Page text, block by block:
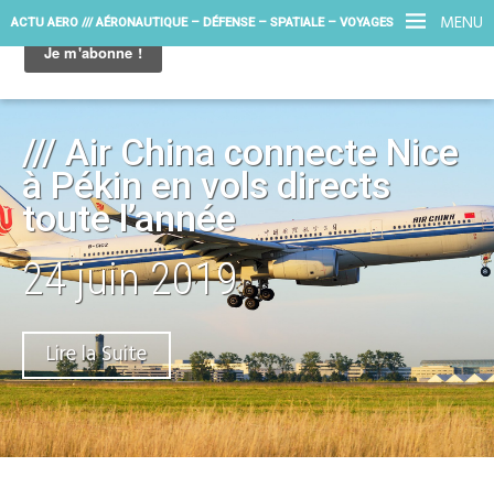
MENU
ACTU AERO /// AÉRONAUTIQUE – DÉFENSE – SPATIALE – VOYAGES
/// Air China connecte Nice
à Pékin en vols directs
toute l’année
24 juin 2019
Lire la Suite